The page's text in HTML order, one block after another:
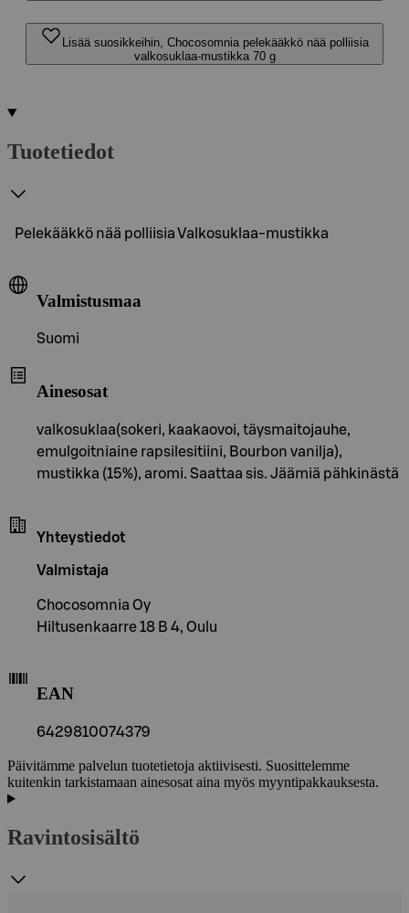
Lisää suosikkeihin, Chocosomnia pelekääkkö nää polliisia
valkosuklaa-mustikka 70 g
Tuotetiedot
Pelekääkkö nää polliisia Valkosuklaa-mustikka
Valmistusmaa
Suomi
Ainesosat
valkosuklaa(sokeri, kaakaovoi, täysmaitojauhe,
emulgoitniaine rapsilesitiini, Bourbon vanilja),
mustikka (15%), aromi. Saattaa sis. Jäämiä pähkinästä
Yhteystiedot
Valmistaja
Chocosomnia Oy
Hiltusenkaarre 18 B 4, Oulu
EAN
6429810074379
Päivitämme palvelun tuotetietoja aktiivisesti. Suosittelemme
kuitenkin tarkistamaan ainesosat aina myös myyntipakkauksesta.
Ravintosisältö